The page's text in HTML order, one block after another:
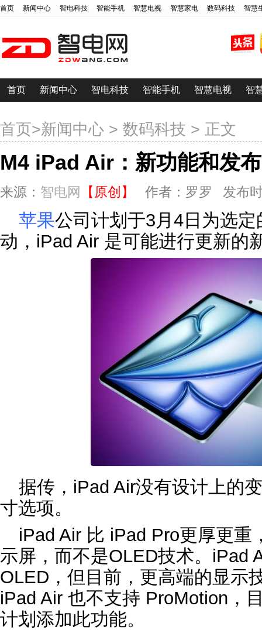
首页 新闻中心 智电科技 智能手机 智慧电视 智慧家电 数码科技 智慧
首页 新闻中心 智电科技 智能手机 智慧电视 智
首页>新闻中心 > 数码科技 > 正文
M4 iPad Air：新功能和发
来源： 智电网 【原创】 作者：罗罗 发布
苹果公司计划于3月4日为选定
动，iPad Air 是可能进行更新的
据传，‌iPad Air‌没有设计上的
寸选项。
‌iPad Air‌ 比 iPad Pro更厚更重
示屏，而不是OLED技术。‌iPad
OLED，但目前，更高端的显示
iPad Air‌ 也不支持 ProMotion，
计划添加此功能。